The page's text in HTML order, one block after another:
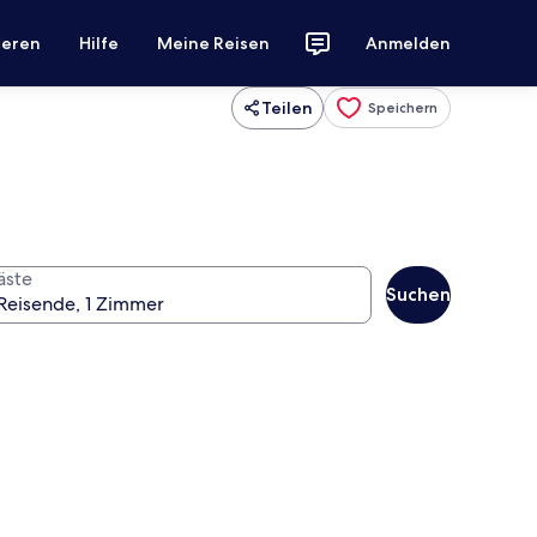
Hilfe Meine Reisen Anmelden
Teilen Speichern
Suchen